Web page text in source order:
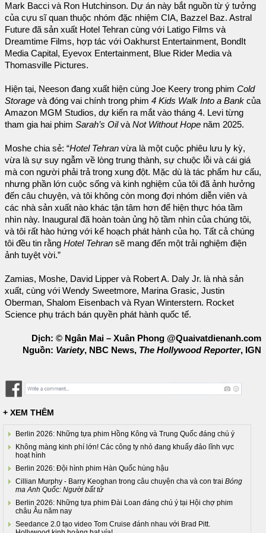
Mark Bacci và Ron Hutchinson. Dự án này bắt nguồn từ ý tưởng
của cựu sĩ quan thuộc nhóm đặc nhiệm CIA, Bazzel Baz. Astral
Future đã sản xuất Hotel Tehran cùng với Latigo Films và
Dreamtime Films, hợp tác với Oakhurst Entertainment, BondIt
Media Capital, Eyevox Entertainment, Blue Rider Media và
Thomasville Pictures.
Hiện tại, Neeson đang xuất hiện cùng Joe Keery trong phim Cold
Storage và đóng vai chính trong phim 4 Kids Walk Into a Bank của
Amazon MGM Studios, dự kiến ra mắt vào tháng 4. Levi từng
tham gia hai phim Sarah’s Oilvà Not Without Hope năm 2025.
Moshe chia sẻ: “Hotel Tehran vừa là một cuộc phiêu lưu ly kỳ,
vừa là sự suy ngẫm về lòng trung thành, sự chuộc lỗi và cái giá
mà con người phải trả trong xung đột. Mặc dù là tác phẩm hư cấu,
nhưng phần lớn cuộc sống và kinh nghiệm của tôi đã ảnh hưởng
đến câu chuyện, và tôi không còn mong đợi nhóm diễn viên và
các nhà sản xuất nào khác tận tâm hơn để hiện thực hóa tầm
nhìn này. Inaugural đã hoàn toàn ủng hộ tầm nhìn của chúng tôi,
và tôi rất hào hứng với kế hoạch phát hành của họ. Tất cả chúng
tôi đều tin rằng Hotel Tehran sẽ mang đến một trải nghiệm điện
ảnh tuyệt vời.”
Zamias, Moshe, David Lipper và Robert A. Daly Jr. là nhà sản
xuất, cùng với Wendy Sweetmore, Marina Grasic, Justin
Oberman, Shalom Eisenbach và Ryan Winterstern. Rocket
Science phụ trách bán quyền phát hành quốc tế.
Dịch: © Ngân Mai – Xuân Phong @Quaivatdienanh.com
Nguồn: Variety, NBC News, The Hollywood Reporter, IGN
+ XEM THÊM
Berlin 2026: Những tựa phim Hồng Kông và Trung Quốc đáng chú ý
Không màng kinh phí lớn! Các công ty nhỏ đang khuấy đảo lĩnh vực
hoạt hình
Berlin 2026: Đội hình phim Hàn Quốc hùng hậu
Cillian Murphy - Barry Keoghan trong câu chuyện cha và con trai Bóng
ma Anh Quốc: Người bất tử
Berlin 2026: Những tựa phim Đài Loan đáng chú ý tại Hội chợ phim
châu Âu năm nay
Seedance 2.0 tạo video Tom Cruise đánh nhau với Brad Pitt.